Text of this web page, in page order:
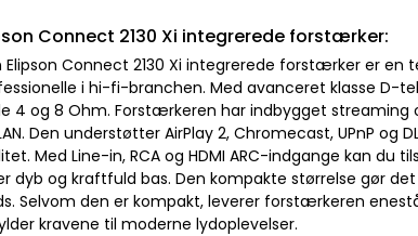
Connect 2130 Xi integrerede forstærker:
Elipson Connect 2130 Xi integrerede forstærker er en
i hi-fi-branchen. Med avanceret klasse D-
4 og 8 Ohm. Forstærkeren har indbygget streaming
Den understøtter AirPlay 2, Chromecast, UPnP og
Med Line-in, RCA og HDMI ARC-indgange kan
dyb og kraftfuld bas. Den kompakte størrelse gør
Selvom den er kompakt, leverer forstærkeren
kravene til moderne lydoplevelser.